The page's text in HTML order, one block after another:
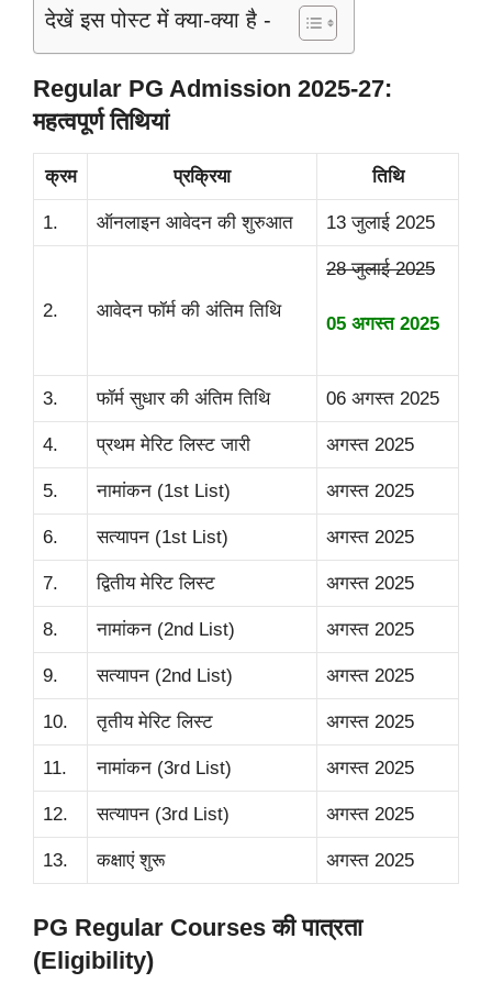
देखें इस पोस्ट में क्या-क्या है -
Regular PG Admission 2025-27:
महत्वपूर्ण तिथियां
क्रम प्रक्रिया तिथि
1. ऑनलाइन आवेदन की शुरुआत 13 जुलाई 2025
2. आवेदन फॉर्म की अंतिम तिथि
28 जुलाई 2025
05 अगस्त 2025
3. फॉर्म सुधार की अंतिम तिथि 06 अगस्त 2025
4. प्रथम मेरिट लिस्ट जारी अगस्त 2025
5. नामांकन (1st List) अगस्त 2025
6. सत्यापन (1st List) अगस्त 2025
7. द्वितीय मेरिट लिस्ट अगस्त 2025
8. नामांकन (2nd List) अगस्त 2025
9. सत्यापन (2nd List) अगस्त 2025
10. तृतीय मेरिट लिस्ट अगस्त 2025
11. नामांकन (3rd List) अगस्त 2025
12. सत्यापन (3rd List) अगस्त 2025
13. कक्षाएं शुरू अगस्त 2025
PG Regular Courses की पात्रता
(Eligibility)